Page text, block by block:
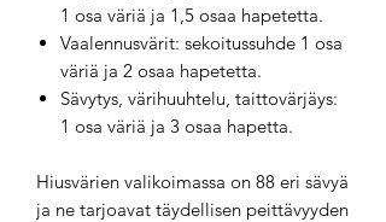
1 osa väriä ja 1,5 osaa hapetetta.
Vaalennusvärit: sekoitussuhde 1 osa
väriä ja 2 osaa hapetetta.
Sävytys, värihuuhtelu, taittovärjäys:
1 osa väriä ja 3 osaa hapetta.
Hiusvärien valikoimassa on 88 eri sävyä
ja ne tarjoavat täydellisen peittävyyden